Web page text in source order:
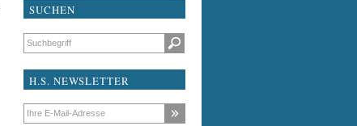
SUCHEN
Suchbegriffe
H.S. NEWSLETTER
E-Mail-Adresse